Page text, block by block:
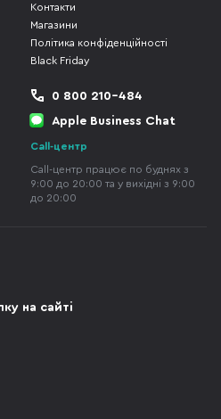
Контакти
Магазини
Політика конфіденційності
Black Friday
0 800 210-484
Apple Business Chat
Call-центр
Call-центр працює по буднях з
9:00 до 20:00 та у вихідні з 9:00
до 20:00
на сайті